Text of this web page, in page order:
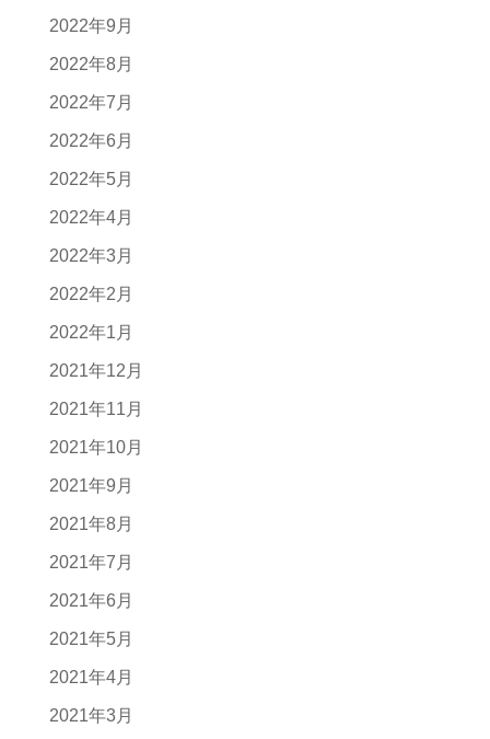
2022年9月
2022年8月
2022年7月
2022年6月
2022年5月
2022年4月
2022年3月
2022年2月
2022年1月
2021年12月
2021年11月
2021年10月
2021年9月
2021年8月
2021年7月
2021年6月
2021年5月
2021年4月
2021年3月